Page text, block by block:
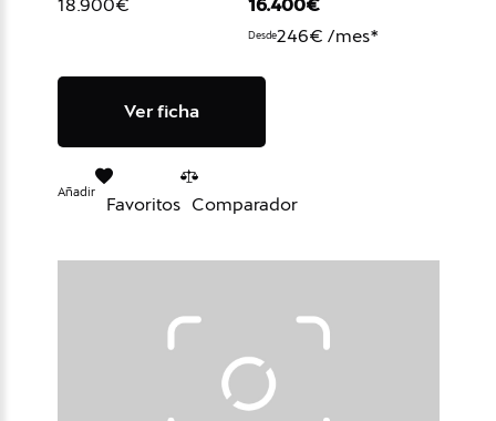
18.900€
16.400€
Desde246€ /mes*
Ver ficha
Añadir
Favoritos Comparador